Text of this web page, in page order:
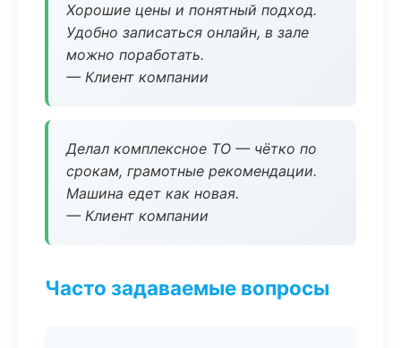
Хорошие цены и понятный подход.
Удобно записаться онлайн, в зале
можно поработать.
— Клиент компании
Делал комплексное ТО — чётко по
срокам, грамотные рекомендации.
Машина едет как новая.
— Клиент компании
Часто задаваемые вопросы